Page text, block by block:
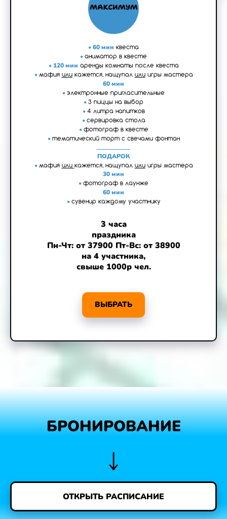
•60 мин квеста
• аниматор в квесте
• 120 мин аренды комнаты после квеста
• мафия иликажется, нащупал илиигры мастера
60 мин
• электронные пригласительные
• 3 пиццы на выбор
• 4 литра напитков
• сервировка стола
• фотограф в квесте
• тематический торт с свечами фонтан
ПОДАРОК
• мафия или кажется, нащупал илиигры мастера
30 мин
• фотограф в лаунже
60 мин
• сувенир каждому участнику
3 часа
праздника
Пн-Чт: от 37900 Пт-Вс: от 38900
на 4 участника,
свыше 1000р чел.
ВЫБРАТЬ
БРОНИРОВАНИЕ
ОТКРЫТЬ РАСПИСАНИЕ